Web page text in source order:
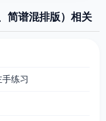
简谱混排版）相关
练习